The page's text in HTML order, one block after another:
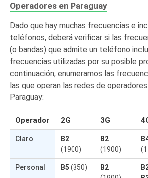
Operadores en Paraguay
Dado que hay muchas frecuencias e
teléfonos, deberá verificar si las
(o bandas) que admite un teléfono
frecuencias utilizadas por su posible
continuación, enumeramos las
las que operan las redes de
Paraguay:
Operador 2G 3G
Claro
B2
(1900)
B2
(1900)
Personal B5 (850)
B2